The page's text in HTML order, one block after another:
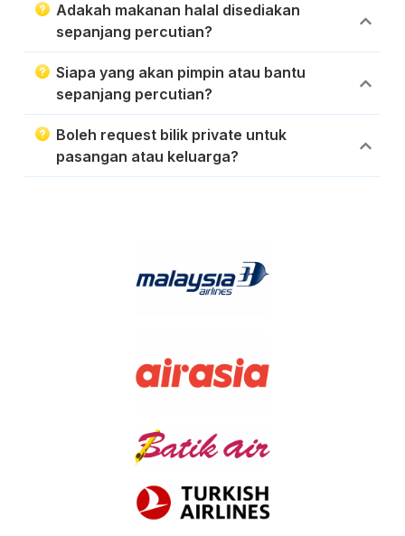
Adakah makanan halal disediakan
sepanjang percutian?
Siapa yang akan pimpin atau bantu
sepanjang percutian?
Boleh request bilik private untuk
pasangan atau keluarga?